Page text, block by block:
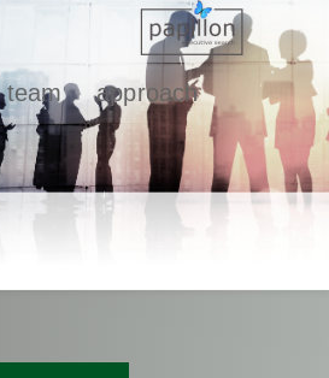
team
approach